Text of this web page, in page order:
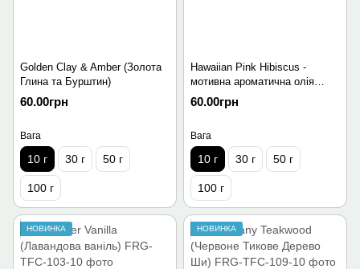
Golden Clay & Amber (Золота
Глина та Бурштин)
60.00грн
Вага
10 г 30 г 50 г
100 г
Hawaiian Pink Hibiscus -
мотивна ароматична олія
BBW®
60.00грн
Вага
10 г 30 г 50 г
100 г
НОВИНКА НОВИНКА